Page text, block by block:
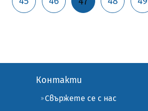
Контакти
Свържете се с нас